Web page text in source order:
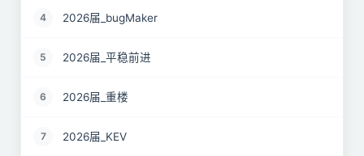
4 2026届_bugMaker
5 2026届_平稳前进
6 2026届_重楼
7 2026届_KEV